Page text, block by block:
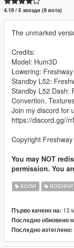
4.19 / 5 звезди (8 вота)
The unmarked
Credits:
Model: Hum3D
Lowering: Freshway
Standby L52:
Standby L52 Dash:
Convertion,
Join my discord for
https://discord.gg//
Copyright Freshway
You may NOT
permission. You
КОЛИ ВОЕННИ
Първо качено на: 13
Последно обновено
Последно изтеглено: